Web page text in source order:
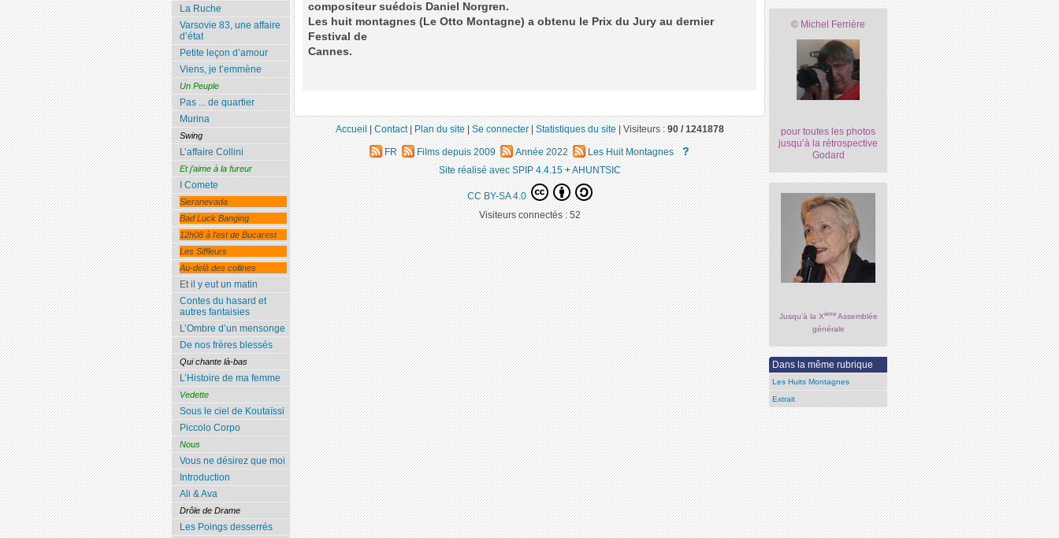
compositeur suédois Daniel Norgren.
Les huit montagnes (Le Otto Montagne) a obtenu le Prix du Jury au dernier
Festival de
Cannes.
© Michel Ferrière
pour toutes les photos
jusqu’à la rétrospective
Godard
Jusqu’à la XèmeAssemblée
générale
Dans la même rubrique
Les Huits Montagnes
Extrait
La Ruche
Varsovie 83, une affaire
d’état
Petite leçon d’amour
Viens, je t’emmène
Un Peuple
Pas ... de quartier
Murina
Swing
L’affaire Collini
Et j’aime à la fureur
I Comete
Sieranevada
Bad Luck Banging
12h08 à l’est de Bucarest
Les Siffleurs
Au-delà des collines
Et il y eut un matin
Contes du hasard et
autres fantaisies
L’Ombre d’un mensonge
De nos frères blessés
Qui chante là-bas
L’Histoire de ma femme
Vedette
Sous le ciel de Koutaïssi
Piccolo Corpo
Nous
Vous ne désirez que moi
Introduction
Ali & Ava
Drôle de Drame
Les Poings desserrés
Accueil|Contact|Plan du site|Se connecter|Statistiques du site|Visiteurs :90 / 1241878
FR Films depuis 2009 Année 2022 Les Huit Montagnes ?
Site réalisé avec SPIP 4.4.15+AHUNTSIC
CC BY-SA 4.0
Visiteurs connectés :52